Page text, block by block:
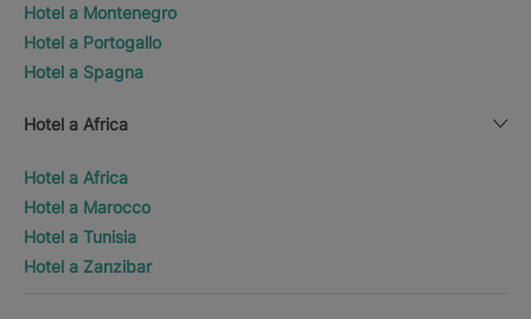
Hotel a Montenegro
Hotel a Portogallo
Hotel a Spagna
Hotel a Africa
Hotel a Africa
Hotel a Marocco
Hotel a Tunisia
Hotel a Zanzibar